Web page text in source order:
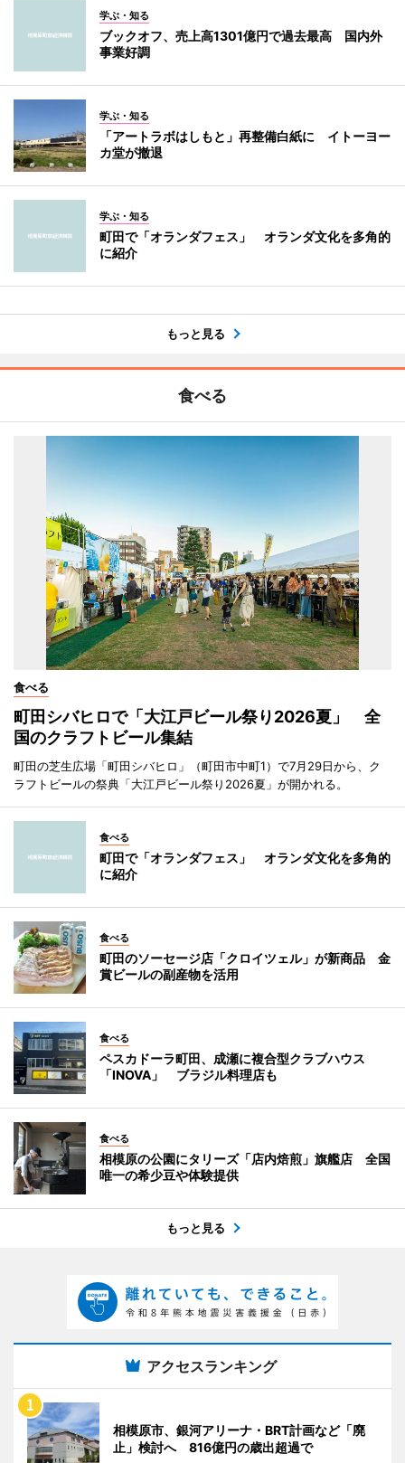
学ぶ・知る
ブックオフ、売上高1301億円で過去最高 国内外
事業好調
学ぶ・知る
「アートラボはしもと」再整備白紙に イトーヨー
カ堂が撤退
学ぶ・知る
町田で「オランダフェス」 オランダ文化を多角的
に紹介
もっと見る
食べる
食べる
町田シバヒロで「大江戸ビール祭り2026夏」 全
国のクラフトビール集結
町田の芝生広場「町田シバヒロ」（町田市中町1）で7月29日から、ク
ラフトビールの祭典「大江戸ビール祭り2026夏」が開かれる。
食べる
町田で「オランダフェス」 オランダ文化を多角的
に紹介
食べる
町田のソーセージ店「クロイツェル」が新商品 金
賞ビールの副産物を活用
食べる
ペスカドーラ町田、成瀬に複合型クラブハウス
「INOVA」 ブラジル料理店も
食べる
相模原の公園にタリーズ「店内焙煎」旗艦店 全国
唯一の希少豆や体験提供
もっと見る
アクセスランキング
相模原市、銀河アリーナ・BRT計画など「廃
止」検討へ 816億円の歳出超過で